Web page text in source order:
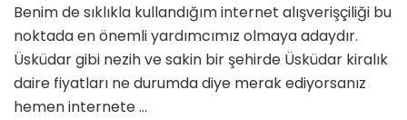
Benim de sıklıkla kullandığım internet alışverişçiliği bu
noktada en önemli yardımcımız olmaya adaydır.
Üsküdar gibi nezih ve sakin bir şehirde Üsküdar kiralık
daire fiyatları ne durumda diye merak ediyorsanız
hemen internete …